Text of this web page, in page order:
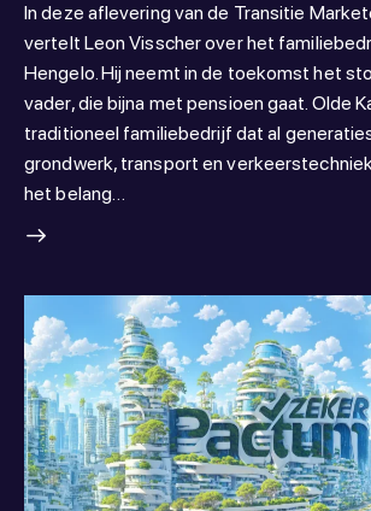
In deze aflevering van de Transitie
vertelt Leon Visscher over het
Hengelo. Hij neemt in de toekomst het
vader, die bijna met pensioen gaat. Olde
traditioneel familiebedrijf dat al
grondwerk, transport en
het belang…